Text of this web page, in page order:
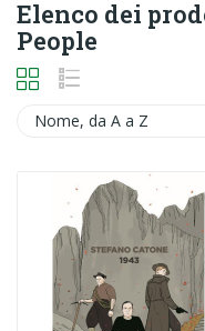
Elenco dei
People
Nome, da A a Z